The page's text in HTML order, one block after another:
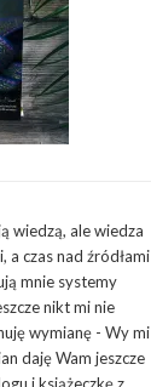
wiedzą, ale wiedza
a czas nad źródłami
mnie systemy
nikt mi nie
wymianę - Wy mi
daję Wam jeszcze